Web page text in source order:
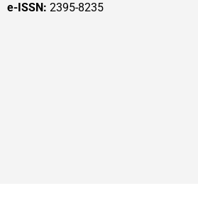
e-ISSN: 2395-8235